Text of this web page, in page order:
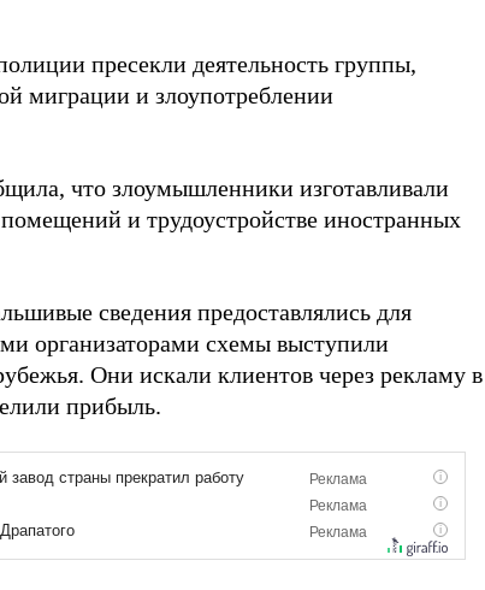
пресекли деятельность группы,
миграции и злоупотреблении
что злоумышленники изготавливали
и трудоустройстве иностранных
сведения предоставлялись для
организаторами схемы выступили
Они искали клиентов через рекламу в
прибыль.